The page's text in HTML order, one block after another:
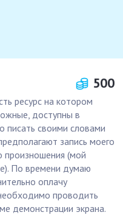
500
ресурс на котором
доступны в
писать своими словами
запись моего
произношения (мой
По времени думаю
оплачу
проводить
демонстрации экрана.